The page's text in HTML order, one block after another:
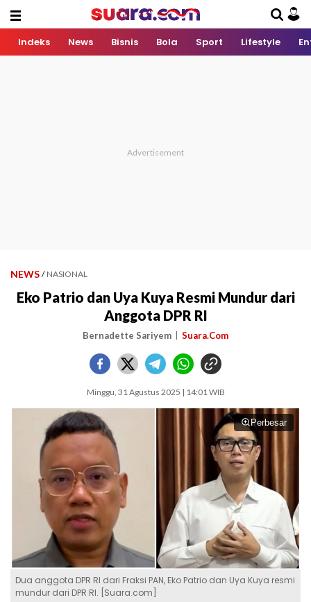
Indeks News Bisnis Bola Sport Lifestyle
NEWS / NASIONAL
Eko Patrio dan Uya Kuya Resmi Mundur dari
Anggota DPR RI
Bernadette Sariyem Suara.Com
Minggu, 31 Agustus 2025 | 14:01 WIB
Perbesar
Dua anggota DPR RI dari Fraksi PAN, Eko Patrio dan Uya Kuya resmi
mundur dari DPR RI. [Suara.com]